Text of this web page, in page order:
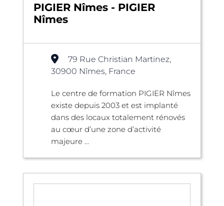
PIGIER Nîmes - PIGIER
Nîmes
79 Rue Christian Martinez,
30900 Nîmes, France
Le centre de formation PIGIER Nîmes
existe depuis 2003 et est implanté
dans des locaux totalement rénovés
au cœur d’une zone d’activité
majeure ...